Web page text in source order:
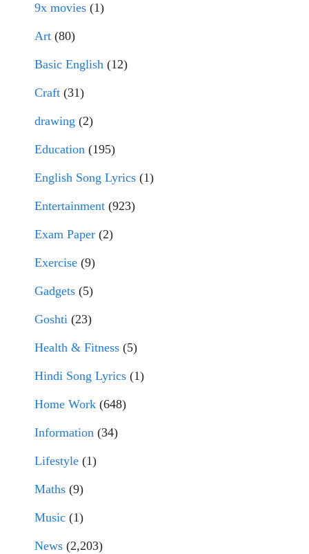
9x movies (1)
Art (80)
Basic English (12)
Craft (31)
drawing (2)
Education (195)
English Song Lyrics (1)
Entertainment (923)
Exam Paper (2)
Exercise (9)
Gadgets (5)
Goshti (23)
Health & Fitness (5)
Hindi Song Lyrics (1)
Home Work (648)
Information (34)
Lifestyle (1)
Maths (9)
Music (1)
News (2,203)